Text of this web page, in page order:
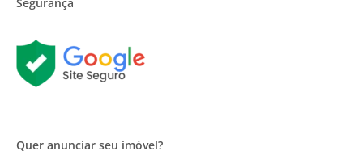
Quer anunciar seu imóvel?